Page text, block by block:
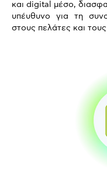
και digital μέσο,
υπέυθυνο για τη
στους πελάτες και